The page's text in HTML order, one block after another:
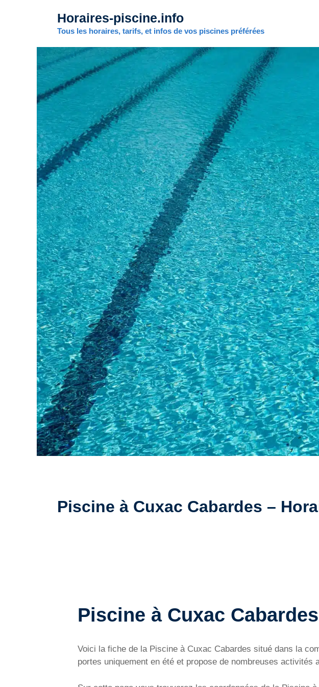
Horaires-piscine.info
Tous les horaires, tarifs, et infos de vos piscines préférées
Piscine à Cuxac Cabardes –
Piscine à Cuxac Cabardes
Voici la fiche de la Piscine à Cuxac Cabardes situé dans la
portes uniquement en été et propose de nombreuses activités